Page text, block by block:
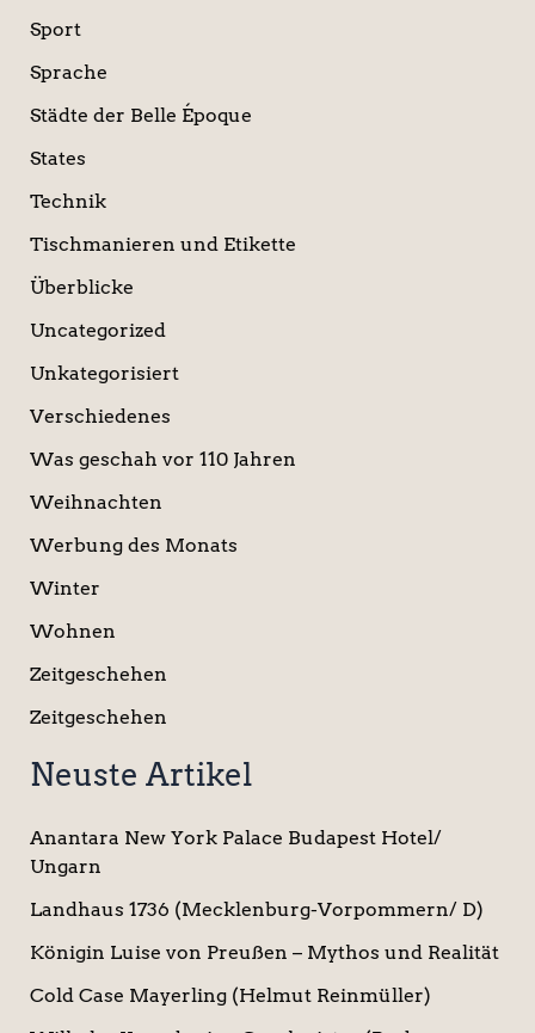
Sport
Sprache
Städte der Belle Époque
States
Technik
Tischmanieren und Etikette
Überblicke
Uncategorized
Unkategorisiert
Verschiedenes
Was geschah vor 110 Jahren
Weihnachten
Werbung des Monats
Winter
Wohnen
Zeitgeschehen
Zeitgeschehen
Neuste Artikel
Anantara New York Palace Budapest Hotel/
Ungarn
Landhaus 1736 (Mecklenburg-Vorpommern/ D)
Königin Luise von Preußen – Mythos und Realität
Cold Case Mayerling (Helmut Reinmüller)